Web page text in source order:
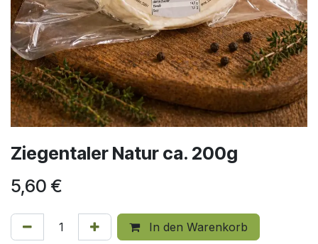
Ziegentaler Natur ca. 200g
5,60 €
In den Warenkorb